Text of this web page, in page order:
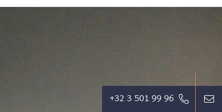
+32 3 501 99 96